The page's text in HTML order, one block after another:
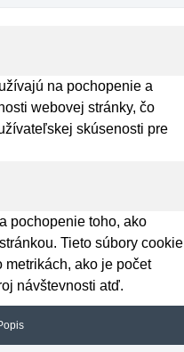
na pochopenie a
webovej stránky, čo
skúsenosti pre
pochopenie toho, ako
Tieto súbory cookie
ako je počet
návštevnosti atď.